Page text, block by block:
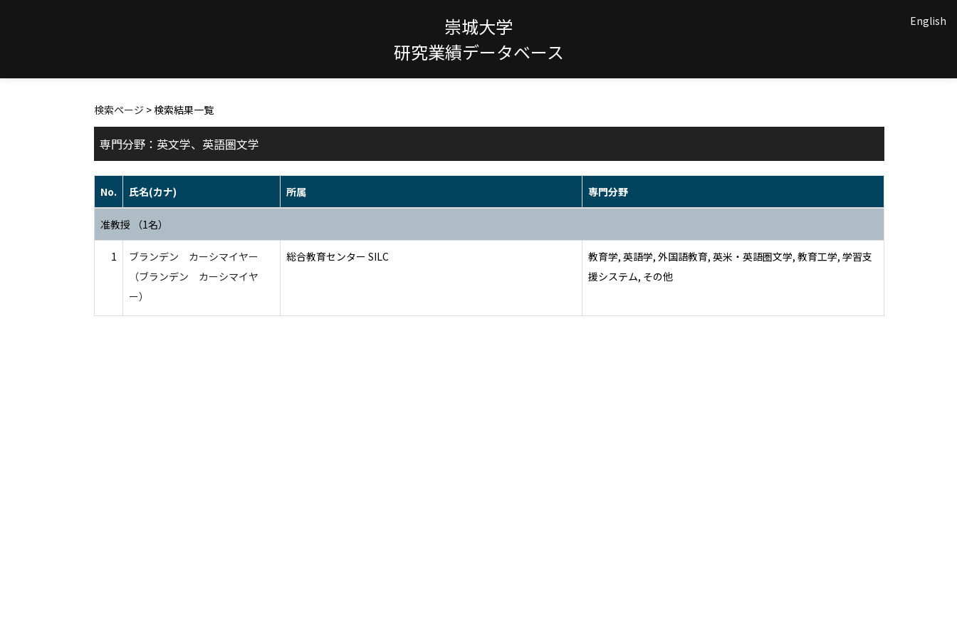
崇城大学
研究業績データベース
English
検索ページ > 検索結果一覧
専門分野：英文学、英語圏文学
No. 氏名(カナ) 所属 専門分野
准教授 （1名）
1
ブランデン カーシマイヤー
（ブランデン カーシマイヤ
ー）
総合教育センター SILC
教育学, 英語学, 外国語教育, 英米・英語圏文学, 教育工学, 学習支
援システム, その他